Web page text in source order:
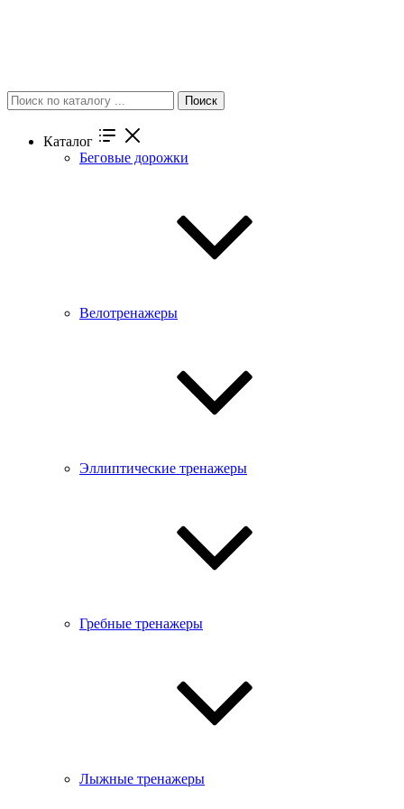
Поиск
Каталог
Беговые дорожки
Велотренажеры
Эллиптические тренажеры
Гребные тренажеры
Лыжные тренажеры